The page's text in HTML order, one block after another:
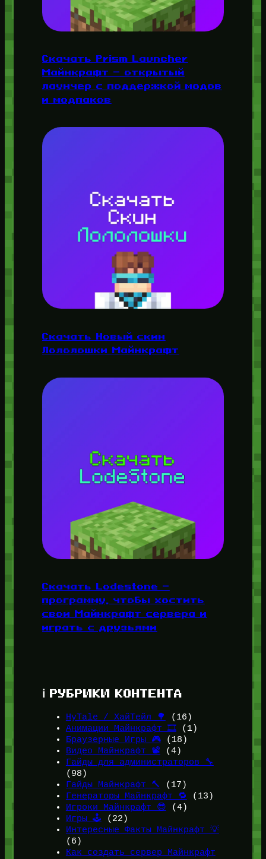
Скачать Prism Launcher
Майнкрафт — открытый
лаунчер с поддержкой модов
и модпаков
Скачать Новый скин
Лололошки Майнкрафт
Скачать Lodestone —
программу, чтобы хостить
свои Майнкрафт сервера и
играть с друзьями
ℹ️ РУБРИКИ КОНТЕНТА
HyTale / ХайТейл 🌳
(16)
Анимации Майнкрафт 🎞️(1)
Браузерные Игры 🎮(18)
Видео Майнкрафт 📽️ (4)
Гайды для администраторов 🔧
(98)
Гайды Майнкрафт 🔨
(17)
Генераторы Майнкрафт 🔁
(13)
Игроки Майнкрафт 😎 (4)
Игры 🕹️ (22)
Интересные Факты Майнкрафт 💡
(6)
Как создать сервер Майнкрафт